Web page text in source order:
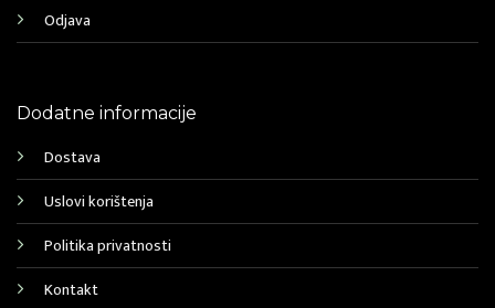
Odjava
Dodatne informacije
Dostava
Uslovi korištenja
Politika privatnosti
Kontakt